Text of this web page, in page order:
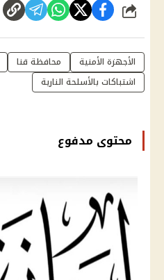
شارك
الأجهزة الأمنية محافظة قنا
اشتباكات بالأسلحة النارية
محتوى مدفوع